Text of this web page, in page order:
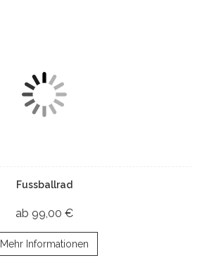
Fussballrad
ab 99,00 €
Mehr Informationen